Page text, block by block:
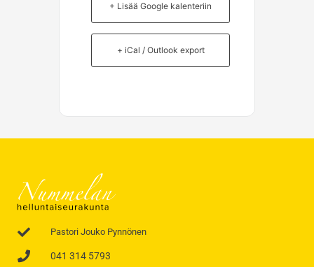
+ Lisää Google kalenteriin
+ iCal / Outlook export
Pastori Jouko Pynnönen
041 314 5793